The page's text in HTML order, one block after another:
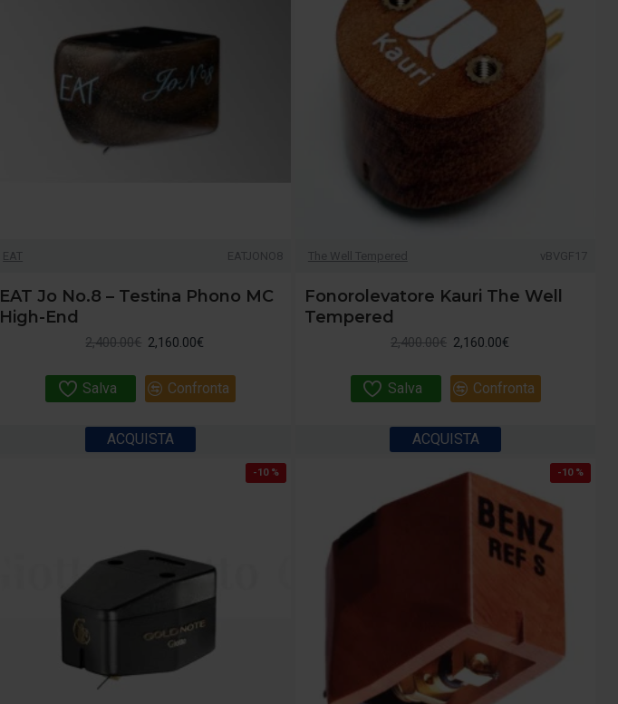
EAT EATJONO8
EAT Jo No.8 – Testina Phono MC
High-End
2,160.00€
2,400.00€
Salva Confronta
ACQUISTA
The Well Tempered vBVGF17
Fonorolevatore Kauri The Well
Tempered
2,160.00€
2,400.00€
Salva Confronta
ACQUISTA
-10 % -10 %